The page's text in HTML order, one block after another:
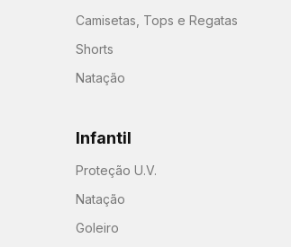
Camisetas, Tops e Regatas
Shorts
Natação
Infantil
Proteção U.V.
Natação
Goleiro